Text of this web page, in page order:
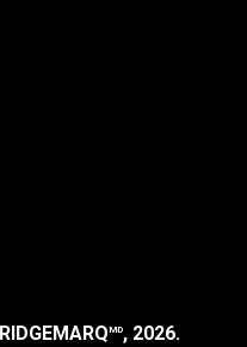
MD, 2026.